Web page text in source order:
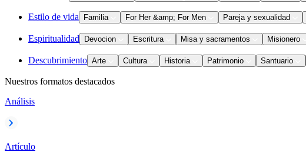
Estilo de vida Familia For Her &amp; For Men Pareja y sexualidad
Espiritualidad Devocion Escritura Misa y sacramentos Misionero
Descubrimiento Arte Cultura Historia Patrimonio Santuario
Nuestros formatos destacados
Análisis
Artículo